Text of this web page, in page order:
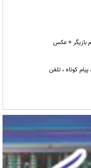
بازیگر + عکس
کوتاه ، تلفن